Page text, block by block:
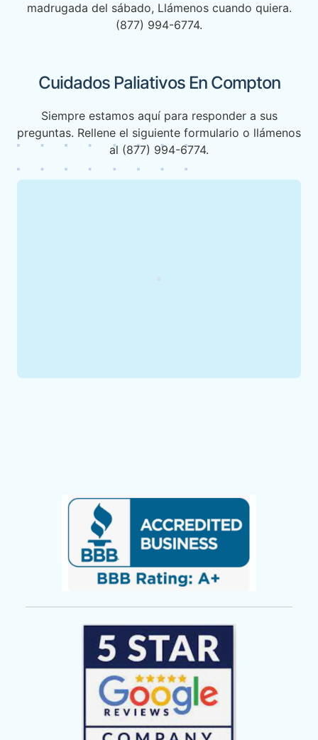
madrugada del sábado, Llámenos cuando quiera.
(877) 994-6774.
Cuidados Paliativos En Compton
Siempre estamos aquí para responder a sus
preguntas. Rellene el siguiente formulario o llámenos
al (877) 994-6774.